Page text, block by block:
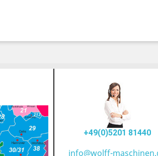
+49(0)5201 81440
info@wolff-